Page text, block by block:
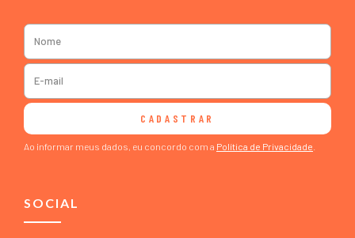
CADASTRAR
Ao informar meus dados, eu concordo com a Política de Privacidade
SOCIAL